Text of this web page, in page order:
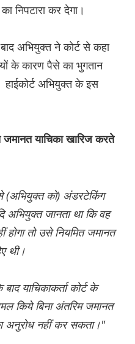
निपटारा कर देगा।
अभियुक्त ने कोर्ट से कहा
के कारण पैसे का भुगतान
हाईकोर्ट अभियुक्त के इस
जमानत याचिका खारिज करते
(अभियुक्त को) अंडरटेकिंग
अभियुक्त जानता था कि वह
होगा तो उसे नियमित जमानत
थी।
याचिकाकर्ता कोर्ट के
किये बिना अंतरिम जमानत
अनुरोध नहीं कर सकता।"